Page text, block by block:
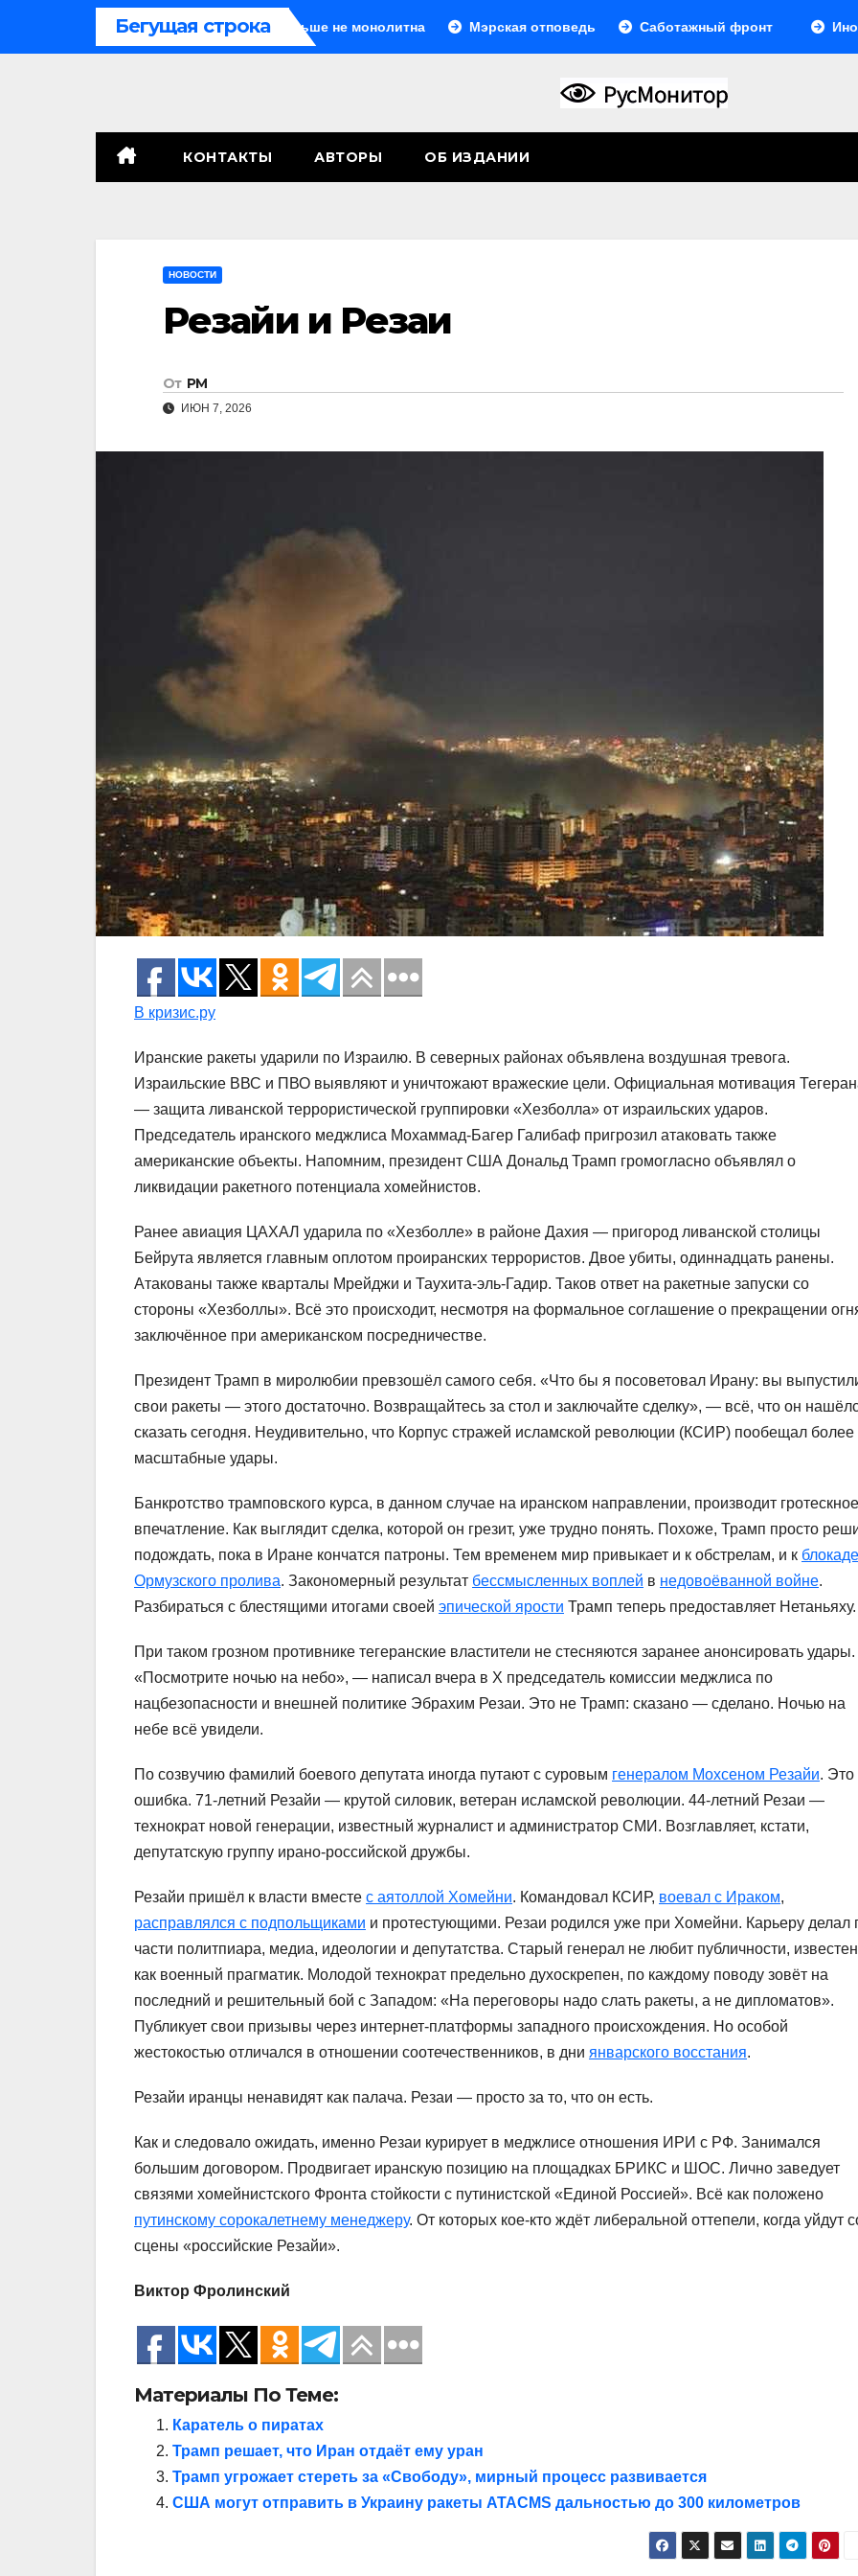
Бегущая строка
Путина одного Система больше не монолитна Мэрская отповедь Саботажный фронт Иногда
КОНТАКТЫ АВТОРЫ ОБ ИЗДАНИИ
НОВОСТИ
Резайи и Резаи
От РМ
ИЮН 7, 2026
В кризис.ру
Иранские ракеты ударили по Израилю. В северных районах объявлена воздушная тревога.
Израильские ВВС и ПВО выявляют и уничтожают вражеские цели. Официальная мотивация
— защита ливанской террористической группировки «Хезболла» от израильских ударов.
Председатель иранского меджлиса Мохаммад-Багер Галибаф пригрозил атаковать также
американские объекты. Напомним, президент США Дональд Трамп громогласно объявлял о
ликвидации ракетного потенциала хомейнистов.
Ранее авиация ЦАХАЛ ударила по «Хезболле» в районе Дахия — пригород ливанской столицы
Бейрута является главным оплотом проиранских террористов. Двое убиты, одиннадцать ранены.
Атакованы также кварталы Мрейджи и Таухита-эль-Гадир. Таков ответ на ракетные запуски со
стороны «Хезболлы». Всё это происходит, несмотря на формальное соглашение о прекращении
заключённое при американском посредничестве.
Президент Трамп в миролюбии превзошёл самого себя. «Что бы я посоветовал Ирану: вы
свои ракеты — этого достаточно. Возвращайтесь за стол и заключайте сделку», — всё, что он
сказать сегодня. Неудивительно, что Корпус стражей исламской революции (КСИР) пообещал более
масштабные удары.
Банкротство трамповского курса, в данном случае на иранском направлении, производит гротескное
впечатление. Как выглядит сделка, которой он грезит, уже трудно понять. Похоже, Трамп просто
подождать, пока в Иране кончатся патроны. Тем временем мир привыкает и к обстрелам, и к блокаде
Ормузского пролива. Закономерный результат бессмысленных воплей в недовоёванной войне.
Разбираться с блестящими итогами своей эпической ярости Трамп теперь предоставляет Нетаньяху.
При таком грозном противнике тегеранские властители не стесняются заранее анонсировать удары.
«Посмотрите ночью на небо», — написал вчера в X председатель комиссии меджлиса по
нацбезопасности и внешней политике Эбрахим Резаи. Это не Трамп: сказано — сделано. Ночью на
небе всё увидели.
По созвучию фамилий боевого депутата иногда путают с суровым генералом Мохсеном Резайи. Это
ошибка. 71-летний Резайи — крутой силовик, ветеран исламской революции. 44-летний Резаи —
технократ новой генерации, известный журналист и администратор СМИ. Возглавляет, кстати,
депутатскую группу ирано-российской дружбы.
Резайи пришёл к власти вместе с аятоллой Хомейни. Командовал КСИР, воевал с Ираком,
расправлялся с подпольщиками и протестующими. Резаи родился уже при Хомейни. Карьеру делал
части политпиара, медиа, идеологии и депутатства. Старый генерал не любит публичности, известен
как военный прагматик. Молодой технократ предельно духоскрепен, по каждому поводу зовёт на
последний и решительный бой с Западом: «На переговоры надо слать ракеты, а не дипломатов».
Публикует свои призывы через интернет-платформы западного происхождения. Но особой
жестокостью отличался в отношении соотечественников, в дни январского восстания.
Резайи иранцы ненавидят как палача. Резаи — просто за то, что он есть.
Как и следовало ожидать, именно Резаи курирует в меджлисе отношения ИРИ с РФ. Занимался
большим договором. Продвигает иранскую позицию на площадках БРИКС и ШОС. Лично заведует
связями хомейнистского Фронта стойкости с путинистской «Единой Россией». Всё как положено
путинскому сорокалетнему менеджеру. От которых кое-кто ждёт либеральной оттепели, когда уйдут
сцены «российские Резайи».
Виктор Фролинский
Материалы По Теме:
Каратель о пиратах
Трамп решает, что Иран отдаёт ему уран
Трамп угрожает стереть за «Свободу», мирный процесс развивается
США могут отправить в Украину ракеты ATACMS дальностью до 300 километров